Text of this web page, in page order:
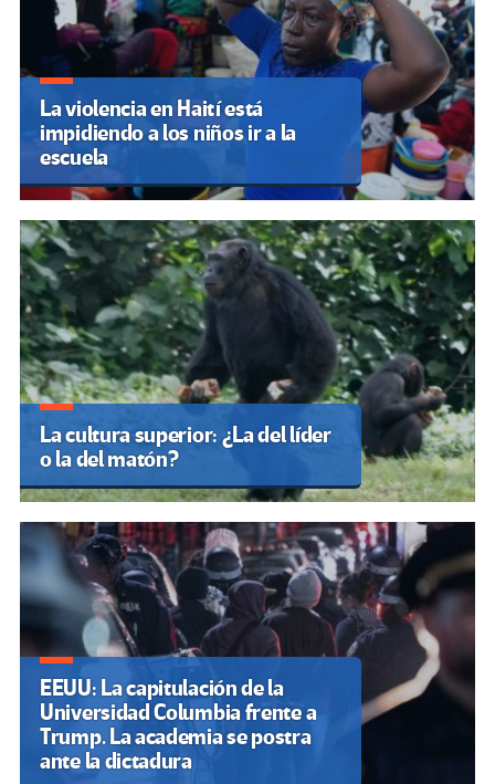
La violencia en Haití está
impidiendo a los niños ir a la
escuela
La cultura superior: ¿La del líder
o la del matón?
EEUU: La capitulación de la
Universidad Columbia frente a
Trump. La academia se postra
ante la dictadura